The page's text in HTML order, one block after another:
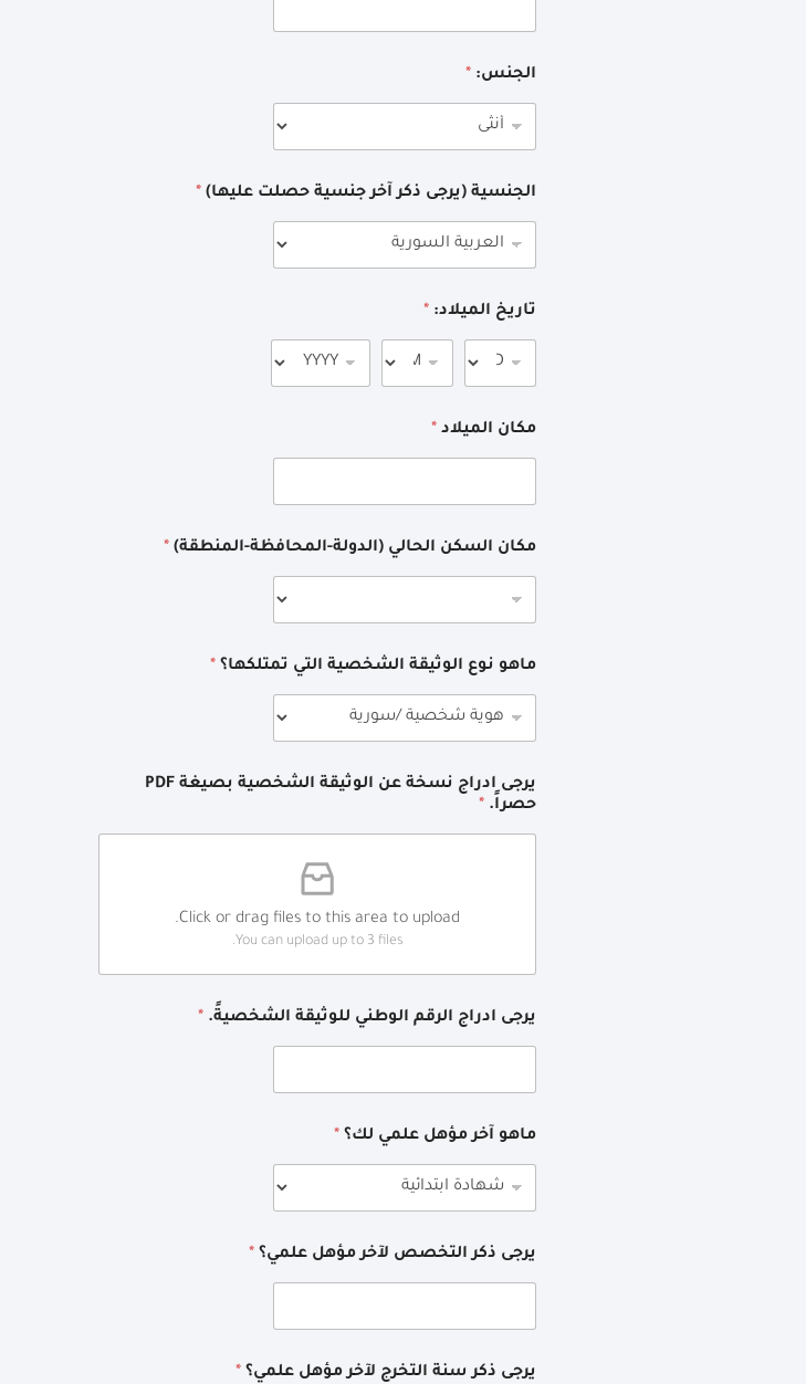
الجنس: *
الجنسية (يرجى ذكر آخر جنسية حصلت عليها) *
تاريخ الميلاد: *
مكان الميلاد *
مكان السكن الحالي (الدولة-المحافظة-المنطقة) *
ماهو نوع الوثيقة الشخصية التي تمتلكها؟ *
يرجى ادراج نسخة عن الوثيقة الشخصية بصيغة PDF
حصراً. *
Click or drag files to this area to upload.
You can upload up to 3 files.
يرجى ادراج الرقم الوطني للوثيقة الشخصيةً. *
ماهو آخر مؤهل علمي لك؟ *
يرجى ذكر التخصص لآخر مؤهل علمي؟ *
يرجى ذكر سنة التخرج لآخر مؤهل علمي؟ *